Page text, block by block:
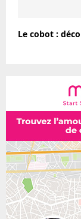
Le cobot :